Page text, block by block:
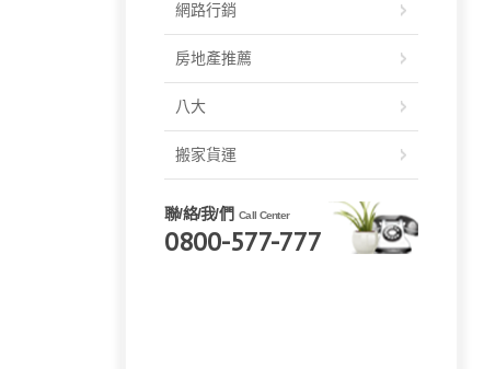
網路行銷
房地產推薦
八大
搬家貨運
聯/絡/我/們 Call Center
0800-577-777